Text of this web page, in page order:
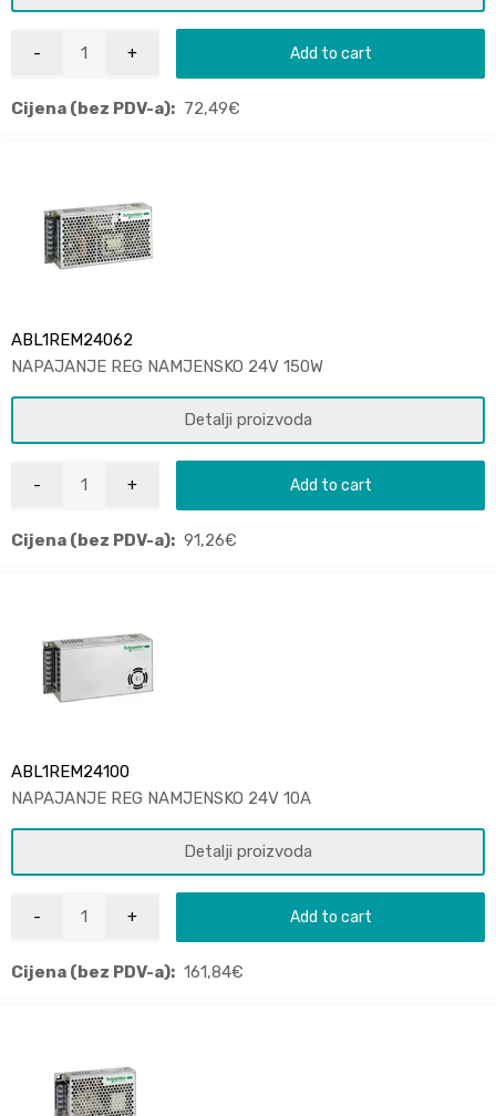
Add to cart
Cijena (bez PDV-a): 72,49€
ABL1REM24062
NAPAJANJE REG NAMJENSKO 24V 150W
Detalji proizvoda
Add to cart
Cijena (bez PDV-a): 91,26€
ABL1REM24100
NAPAJANJE REG NAMJENSKO 24V 10A
Detalji proizvoda
Add to cart
Cijena (bez PDV-a): 161,84€